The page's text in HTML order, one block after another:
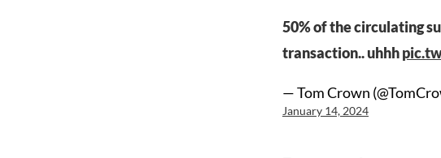
50% of the circulating
transaction.. uhhh
— Tom Crown
January 14, 2024